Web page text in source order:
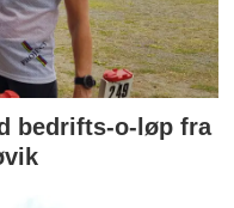
bedrifts-o-løp fra